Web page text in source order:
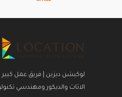
لوكيشن ديزين | فريق عمل
الاثاث والديكور ومهندسي